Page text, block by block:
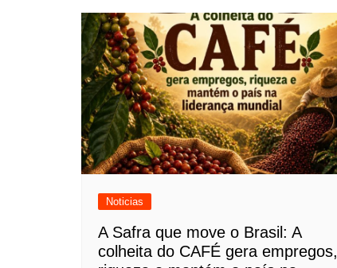
Noticias
A Safra que move o Brasil: A
colheita do CAFÉ gera empregos,